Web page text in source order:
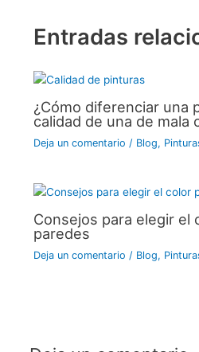
p o
o
k
n
Entradas
¿Cómo diferenciar una
calidad de una de mala
Deja un comentario / Blog,
Consejos para elegir el
paredes
Deja un comentario / Blog,